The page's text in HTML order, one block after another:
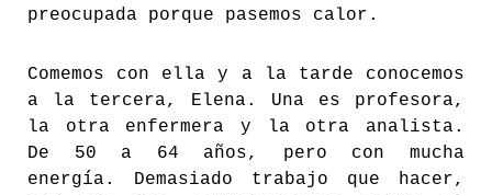
preocupada porque pasemos calor.
Comemos con ella y a la tarde conocemos
a la tercera, Elena. Una es profesora,
la otra enfermera y la otra analista.
De 50 a 64 años, pero con mucha
energía. Demasiado trabajo que hacer,